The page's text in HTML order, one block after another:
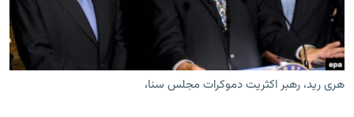
زبان‌های دیگر
هری رید، رهبر اکثریت دموکرات مجلس سنا،